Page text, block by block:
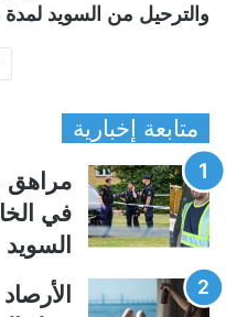
والترحيل من السويد
متابعة إخبارية
في
السويد